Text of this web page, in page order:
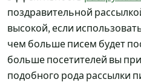
поздравительной
высокой, если
чем больше писем будет
больше посетителей вы
подобного рода рассылки